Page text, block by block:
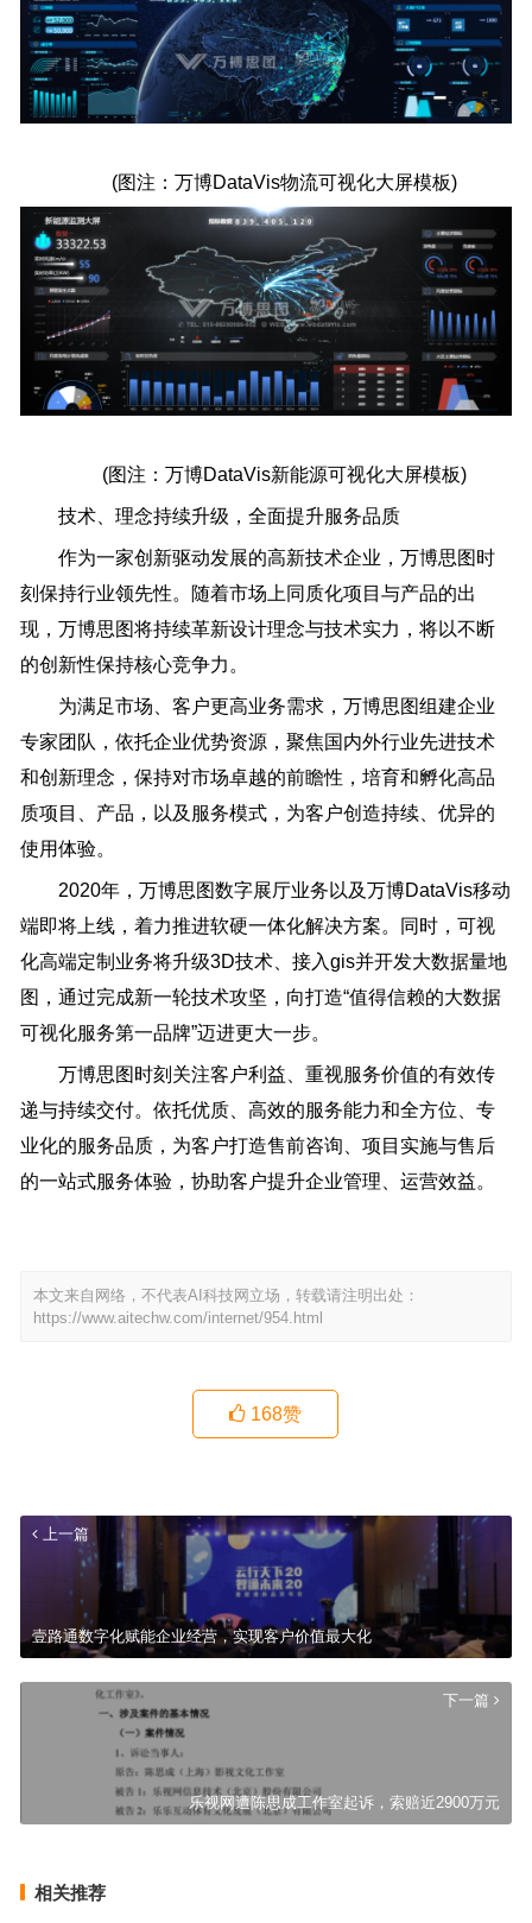
(图注：万博DataVis物流可视化大屏模板)
(图注：万博DataVis新能源可视化大屏模板)
技术、理念持续升级，全面提升服务品质
作为一家创新驱动发展的高新技术企业，万博思图时
刻保持行业领先性。随着市场上同质化项目与产品的出
现，万博思图将持续革新设计理念与技术实力，将以不断
的创新性保持核心竞争力。
为满足市场、客户更高业务需求，万博思图组建企业
专家团队，依托企业优势资源，聚焦国内外行业先进技术
和创新理念，保持对市场卓越的前瞻性，培育和孵化高品
质项目、产品，以及服务模式，为客户创造持续、优异的
使用体验。
2020年，万博思图数字展厅业务以及万博DataVis移动
端即将上线，着力推进软硬一体化解决方案。同时，可视
化高端定制业务将升级3D技术、接入gis并开发大数据量地
图，通过完成新一轮技术攻坚，向打造“值得信赖的大数据
可视化服务第一品牌”迈进更大一步。
万博思图时刻关注客户利益、重视服务价值的有效传
递与持续交付。依托优质、高效的服务能力和全方位、专
业化的服务品质，为客户打造售前咨询、项目实施与售后
的一站式服务体验，协助客户提升企业管理、运营效益。
本文来自网络，不代表AI科技网立场，转载请注明出处：
https://www.aitechw.com/internet/954.html
168赞
上一篇
壹路通数字化赋能企业经营，实现客户价值最大化
下一篇
乐视网遭陈思成工作室起诉，索赔近2900万元
相关推荐